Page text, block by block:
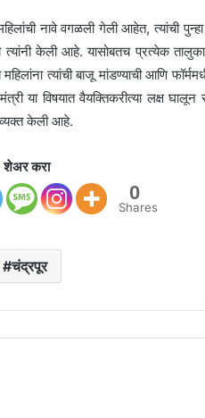
नावे वगळली गेली आहेत, त्यांची
त्यांनी केली आहे. यासोबतच प्रत्येक
त्यांची बाजू मांडण्याची आणि
या विषयात वैयक्तिकरीत्या लक्ष घालून
व्यक्त केली आहे.
शेअर करा
0
Shares
चंद्रपूर